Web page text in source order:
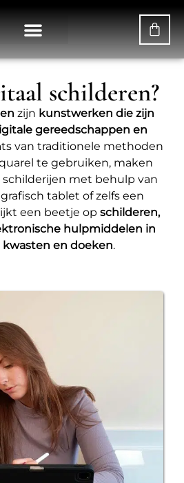
schilderen?
zijn kunstwerken die zijn
gereedschappen en
van traditionele methoden
te gebruiken, maken
schilderijen met behulp van
tablet of zelfs een
een beetje op schilderen,
hulpmiddelen in
kwasten en doeken.